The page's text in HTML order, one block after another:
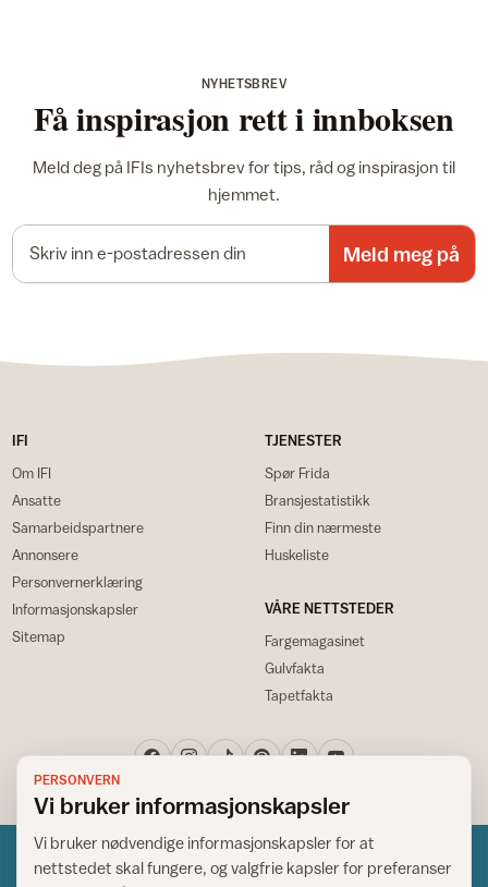
NYHETSBREV
Få inspirasjon rett i innboksen
Meld deg på IFIs nyhetsbrev for tips, råd og inspirasjon til
hjemmet.
Meld meg på
IFI
Om IFI
Ansatte
Samarbeidspartnere
Annonsere
Personvernerklæring
Informasjonskapsler
Sitemap
TJENESTER
Spør Frida
Bransjestatistikk
Finn din nærmeste
Huskeliste
VÅRE NETTSTEDER
Fargemagasinet
Gulvfakta
Tapetfakta
PERSONVERN
Vi bruker informasjonskapsler
Vi bruker nødvendige informasjonskapsler for at
nettstedet skal fungere, og valgfrie kapsler for preferanser